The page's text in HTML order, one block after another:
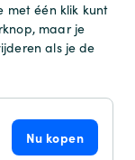
met één klik kunt
maar je
als je de
Nu kopen